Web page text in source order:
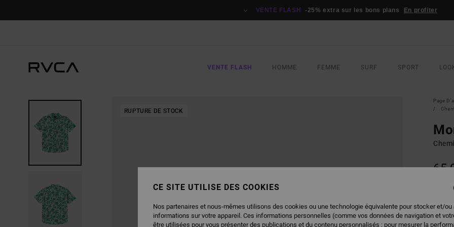
VENTE FLASH -25% extra sur les bons plans En profiter
VENTE FLASH HOMME FEMME SURF SPORT
RUPTURE DE STOCK
Page
CE SITE UTILISE DES COOKIES
Nos partenaires et nous-mêmes utilisons des cookies ou une technologie équivalente pour stocker et/ou
informations sur votre appareil. Ces informations personnelles (comme vos données de navigation et
être utilisées pour vous présenter des publications et du contenu personnalisés ; pour mesurer la